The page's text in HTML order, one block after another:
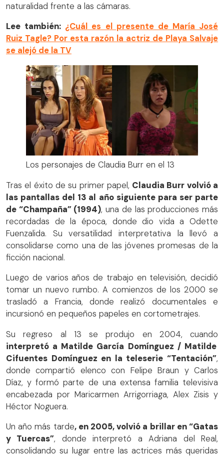
naturalidad frente a las cámaras.
Lee también: ¿Cuál es el presente de María José
Ruiz Tagle? Por esta razón la actriz de Playa Salvaje
se alejó de la TV
Los personajes de Claudia Burr en el 13
Tras el éxito de su primer papel, Claudia Burr volvió a
las pantallas del 13 al año siguiente para ser parte
de “Champaña” (1994), una de las producciones más
recordadas de la época, donde dio vida a Odette
Fuenzalida. Su versatilidad interpretativa la llevó a
consolidarse como una de las jóvenes promesas de la
ficción nacional.
Luego de varios años de trabajo en televisión, decidió
tomar un nuevo rumbo. A comienzos de los 2000 se
trasladó a Francia, donde realizó documentales e
incursionó en pequeños papeles en cortometrajes.
Su regreso al 13 se produjo en 2004, cuando
interpretó a Matilde García Domínguez / Matilde
Cifuentes Domínguez en la teleserie “Tentación”,
donde compartió elenco con Felipe Braun y Carlos
Díaz, y formó parte de una extensa familia televisiva
encabezada por Maricarmen Arrigorriaga, Alex Zisis y
Héctor Noguera.
Un año más tarde, en 2005, volvió a brillar en “Gatas
y Tuercas”, donde interpretó a Adriana del Real,
consolidando su lugar entre las actrices más queridas